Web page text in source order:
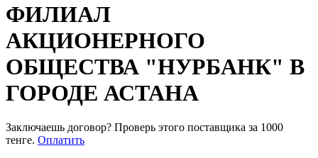
ФИЛИАЛ
АКЦИОНЕРНОГО
ОБЩЕСТВА "НУРБАНК" В
ГОРОДЕ АСТАНА
Заключаешь договор? Проверь этого поставщика за 1000
тенге. Оплатить